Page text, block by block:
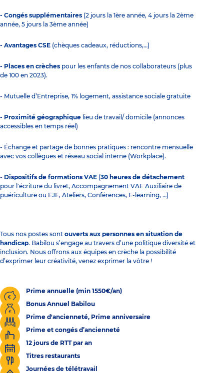
- Congés supplémentaires (2 jours la 1ère année, 4 jours la 2ème
année, 5 jours la 3ème année)
- Avantages CSE (chèques cadeaux, réductions,…)
- Places en crèches pour les enfants de nos collaborateurs (plus
de 100 en 2023).
- Mutuelle d’Entreprise, 1% logement, assistance sociale gratuite
- Proximité géographique lieu de travail/ domicile (annonces
accessibles en temps réel)
- Échange et partage de bonnes pratiques : rencontre mensuelle
avec vos collègues et réseau social interne (Workplace).
- Dispositifs de formations VAE (30 heures de détachement
pour l'écriture du livret, Accompagnement VAE Auxiliaire de
puériculture ou EJE, Ateliers, Conférences, E-learning, …)
Tous nos postes sont ouverts aux personnes en situation de
handicap. Babilou s’engage au travers d’une politique diversité et
inclusion. Nous offrons aux équipes en crèche la possibilité
d’exprimer leur créativité, venez exprimer la vôtre !
Prime annuelle (min 1550€/an)
Bonus Annuel Babilou
Prime d'ancienneté, Prime anniversaire
Prime et congés d’ancienneté
12 jours de RTT par an
Titres restaurants
Journées de télétravail